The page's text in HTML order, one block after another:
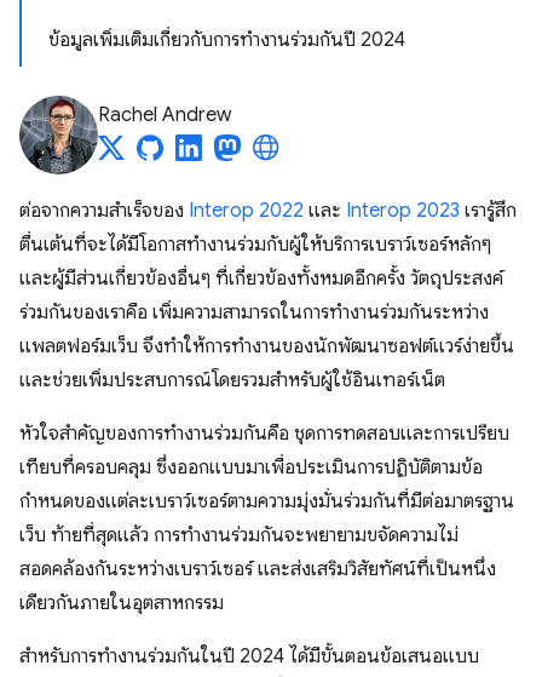
ข้อมูลเพิ่มเติมเกี่ยวกับการทำงานร่วมกันปี 2024
Rachel Andrew
ต่อจากความสำเร็จของ Interop 2022 และ Interop 2023 เรารู้สึก
ตื่นเต้นที่จะได้มีโอกาสทำงานร่วมกับผู้ให้บริการเบราว์เซอร์หลักๆ
และผู้มีส่วนเกี่ยวข้องอื่นๆ ที่เกี่ยวข้องทั้งหมดอีกครั้ง วัตถุประสงค์
ร่วมกันของเราคือ เพิ่มความสามารถในการทำงานร่วมกันระหว่าง
แพลตฟอร์มเว็บ จึงทำให้การทำงานของนักพัฒนาซอฟต์แวร์ง่ายขึ้น
และช่วยเพิ่มประสบการณ์โดยรวมสำหรับผู้ใช้อินเทอร์เน็ต
หัวใจสำคัญของการทำงานร่วมกันคือ ชุดการทดสอบและการเปรียบ
เทียบที่ครอบคลุม ซึ่งออกแบบมาเพื่อประเมินการปฏิบัติตามข้อ
กำหนดของแต่ละเบราว์เซอร์ตามความมุ่งมั่นร่วมกันที่มีต่อมาตรฐาน
เว็บ ท้ายที่สุดแล้ว การทำงานร่วมกันจะพยายามขจัดความไม่
สอดคล้องกันระหว่างเบราว์เซอร์ และส่งเสริมวิสัยทัศน์ที่เป็นหนึ่ง
เดียวกันภายในอุตสาหกรรม
สำหรับการทำงานร่วมกันในปี 2024 ได้มีขั้นตอนข้อเสนอแบบ